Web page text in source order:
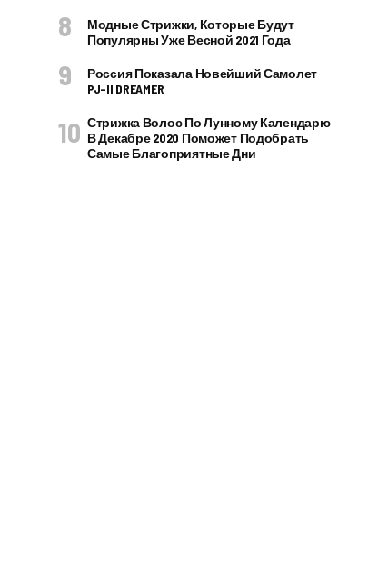
Модные Стрижки, Которые Будут
Популярны Уже Весной 2021 Года
Россия Показала Новейший Самолет
PJ–II DREAMER
Стрижка Волос По Лунному Календарю
В Декабре 2020 Поможет Подобрать
Самые Благоприятные Дни